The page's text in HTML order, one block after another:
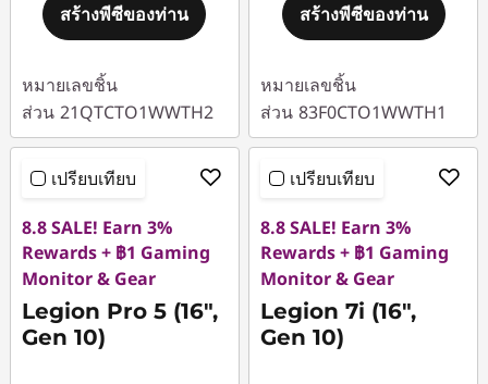
สร้างพีซีของท่าน
หมายเลขชิ้น
ส่วน 21QTCTO1WWTH2
สร้างพีซีของท่าน
หมายเลขชิ้น
ส่วน 83F0CTO1WWTH1
เปรียบเทียบ
8.8 SALE! Earn 3%
Rewards + ฿1 Gaming
Monitor & Gear
Legion Pro 5 (16",
Gen 10)
เปรียบเทียบ
8.8 SALE! Earn 3%
Rewards + ฿1 Gaming
Monitor & Gear
Legion 7i (16",
Gen 10)